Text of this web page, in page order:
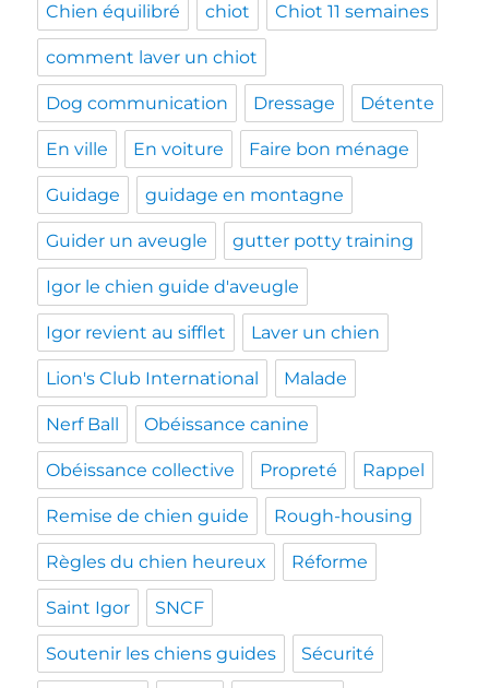
Chien équilibré chiot Chiot 11 semaines
comment laver un chiot
Dog communication Dressage Détente
En ville En voiture Faire bon ménage
Guidage guidage en montagne
Guider un aveugle gutter potty training
Igor le chien guide d'aveugle
Igor revient au sifflet Laver un chien
Lion's Club International Malade
Nerf Ball Obéissance canine
Obéissance collective Propreté Rappel
Remise de chien guide Rough-housing
Règles du chien heureux Réforme
Saint Igor SNCF
Soutenir les chiens guides Sécurité